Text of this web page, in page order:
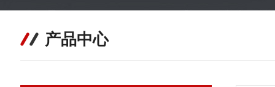
产品中心